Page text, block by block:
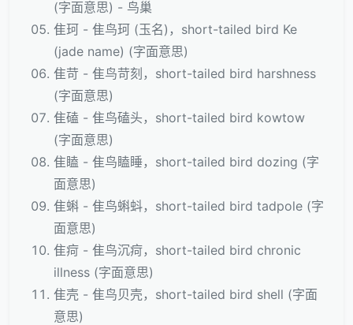
(字面意思) - 鸟巢
隹珂 - 隹鸟珂 (玉名)，short-tailed bird Ke
(jade name) (字面意思)
隹苛 - 隹鸟苛刻，short-tailed bird harshness
(字面意思)
隹磕 - 隹鸟磕头，short-tailed bird kowtow
(字面意思)
隹瞌 - 隹鸟瞌睡，short-tailed bird dozing (字
面意思)
隹蝌 - 隹鸟蝌蚪，short-tailed bird tadpole (字
面意思)
隹疴 - 隹鸟沉疴，short-tailed bird chronic
illness (字面意思)
隹壳 - 隹鸟贝壳，short-tailed bird shell (字面
意思)